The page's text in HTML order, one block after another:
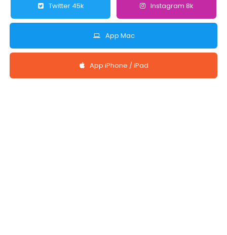
Twitter 45k Instagram 8k
App Mac
App iPhone / iPad